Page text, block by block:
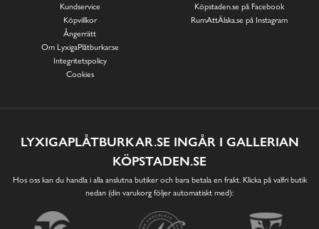
Kundservice
Köpvillkor
Ångerrätt
Om LyxigaPlåtburkar.se
Integritetspolicy
Cookies
Köpstaden.se på Facebook
RumAttÄlska.se på Instagram
LYXIGAPLÅTBURKAR.SE INGÅR I GALLERIAN
KÖPSTADEN.SE
Hos oss kan du handla i alla anslutna butiker och bara betala en frakt. Klicka på valfri butik
nedan (din varukorg följer automatiskt med):